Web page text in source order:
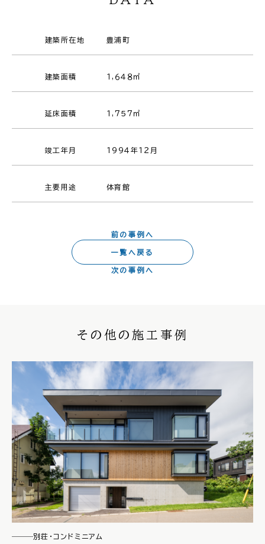
建築所在地 豊浦町
建築面積 １,６４８㎡
延床面積 １,７５７㎡
竣工年月 １９９４年１２月
主要用途 体育館
前の事例へ
一覧へ戻る
次の事例へ
その他の施工事例
別荘・コンドミニアム